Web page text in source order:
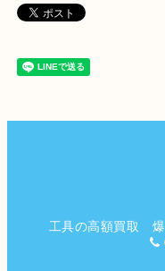
工具の高額買取